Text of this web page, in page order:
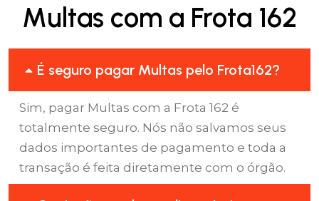
Multas com a Frota 162
É seguro pagar Multas pelo Frota162?
Sim, pagar Multas com a Frota 162 é
totalmente seguro. Nós não salvamos seus
dados importantes de pagamento e toda a
transação é feita diretamente com o órgão.